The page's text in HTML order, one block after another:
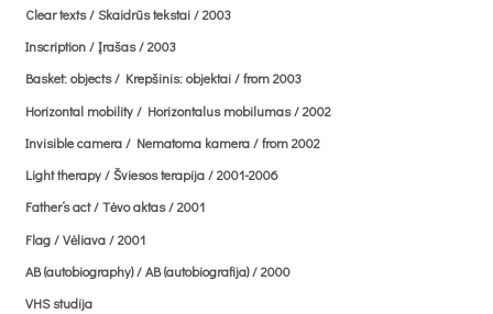
Flag / Vėliava / 2001
AB (autobiography) / AB (autobiografija) / 2000
VHS studija
Narcissus study / Narcizo studija / from 2002
Clear texts / Skaidrūs tekstai / 2003
Inscription / Įrašas / 2003
Basket: objects / Krepšinis: objektai / from 2003
Horizontal mobility / Horizontalus mobilumas / 2002
Invisible camera / Nematoma kamera / from 2002
Light therapy / Šviesos terapija / 2001-2006
Father‘s act / Tėvo aktas / 2001
Flag / Vėliava / 2001
AB (autobiography) / AB (autobiografija) / 2000
VHS studija